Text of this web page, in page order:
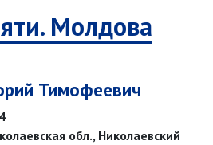
Молдова
Тимофеевич
обл., Николаевский